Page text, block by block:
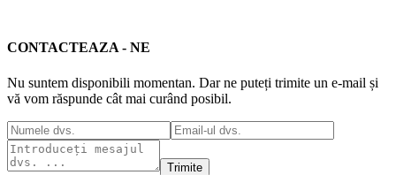
CONTACTEAZA - NE
Nu suntem disponibili momentan. Dar ne puteți trimite un e-mail și
vă vom răspunde cât mai curând posibil.
Trimite